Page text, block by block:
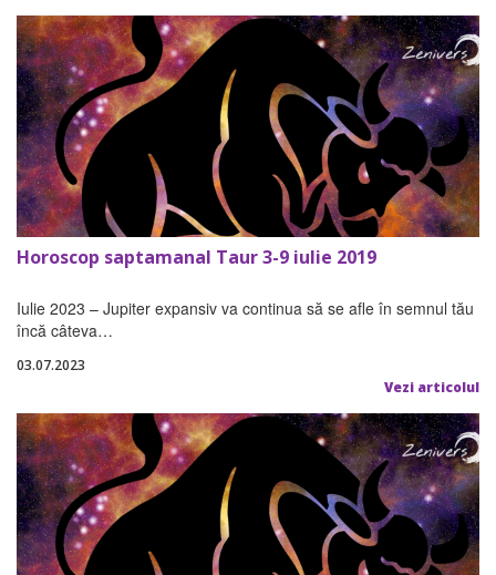
Horoscop saptamanal Taur 3-9 iulie 2019
Iulie 2023 – Jupiter expansiv va continua să se afle în semnul tău
încă câteva…
03.07.2023
Vezi articolul